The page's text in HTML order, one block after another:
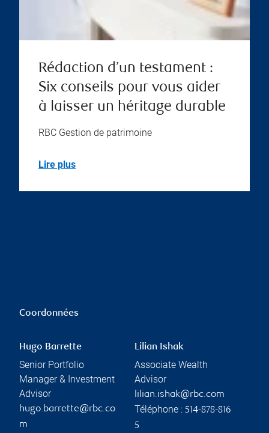
Rédaction d’un testament :
Six conseils pour vous aider
à laisser un héritage durable
RBC Gestion de patrimoine
Lire plus
Coordonnées
Hugo Barrette
Senior Portfolio
Manager & Investment
Advisor
hugo.barrette@rbc.co
m
Lilian Ishak
Associate Wealth
Advisor
lilian.ishak@rbc.com
Téléphone : 514-878-816
5